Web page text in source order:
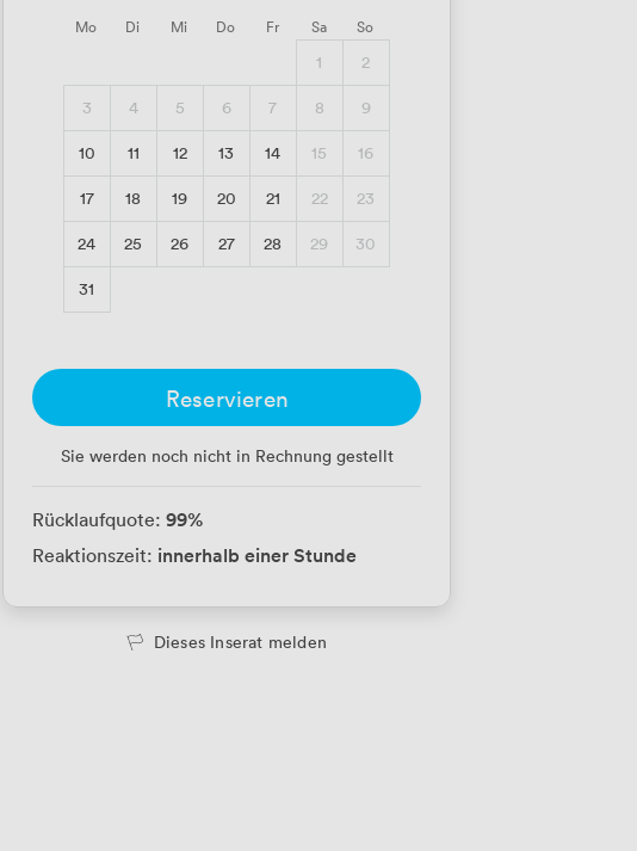
Mo Di Mi Do Fr Sa So
1
2
3
4 5 6 7 8
9
10
11 12 13 14 15
16
17
18 19 20 21 22
23
24
25 26 27 28 29
30
31
Reservieren
Sie werden noch nicht in Rechnung gestellt
Rücklaufquote: 99%
Reaktionszeit: innerhalb einer Stunde
Dieses Inserat melden